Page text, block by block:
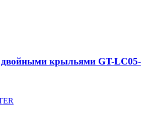
двойными крыльями GT-LC05-